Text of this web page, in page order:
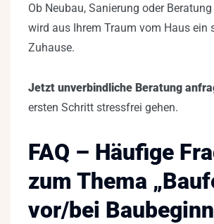
Ob Neubau, Sanierung oder
wird aus Ihrem Traum vom Haus ein
Zuhause.
Jetzt unverbindliche Beratung
ersten Schritt stressfrei gehen.
FAQ – Häufige
zum Thema
vor/bei